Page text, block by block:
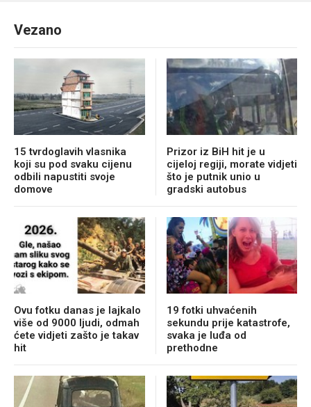
Vezano
15 tvrdoglavih vlasnika
koji su pod svaku cijenu
odbili napustiti svoje
domove
Prizor iz BiH hit je u
cijeloj regiji, morate vidjeti
što je putnik unio u
gradski autobus
Ovu fotku danas je lajkalo
više od 9000 ljudi, odmah
ćete vidjeti zašto je takav
hit
19 fotki uhvaćenih
sekundu prije katastrofe,
svaka je luđa od
prethodne